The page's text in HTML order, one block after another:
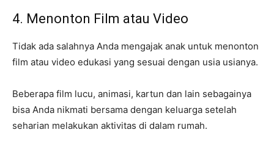
4. Menonton Film atau Video
Tidak ada salahnya Anda mengajak anak untuk menonton
film atau video edukasi yang sesuai dengan usia usianya.
Beberapa film lucu, animasi, kartun dan lain sebagainya
bisa Anda nikmati bersama dengan keluarga setelah
seharian melakukan aktivitas di dalam rumah.